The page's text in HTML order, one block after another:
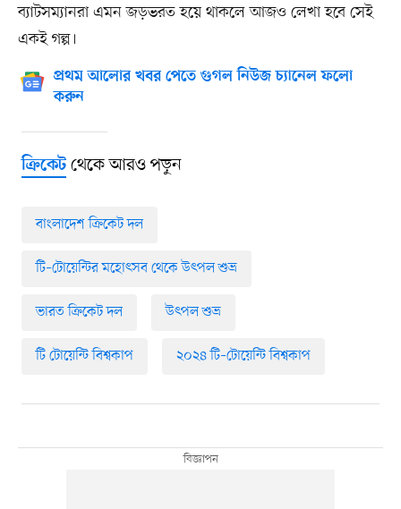
ব্যাটসম্যানরা এমন জড়ভরত হয়ে থাকলে আজও লেখা হবে সেই
একই গল্প।
প্রথম আলোর খবর পেতে গুগল নিউজ চ্যানেল ফলো
করুন
ক্রিকেটথেকে আরও পড়ুন
বাংলাদেশ ক্রিকেট দল
টি–টোয়েন্টির মহোৎসব থেকে উৎপল শুভ্র
ভারত ক্রিকেট দল উৎপল শুভ্র
টি টোয়েন্টি বিশ্বকাপ ২০২৪ টি–টোয়েন্টি বিশ্বকাপ